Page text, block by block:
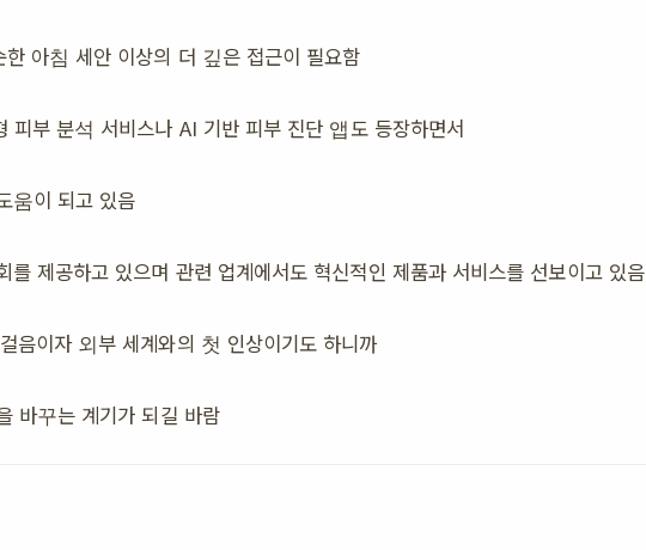
아침 세안 이상의 더 깊은 접근이 필요함
부 분석 서비스나 AI 기반 피부 진단 앱도 등장하면서
움이 되고 있음
제공하고 있으며 관련 업계에서도 혁신적인 제품과 서비스를 선보이고 있음
음이자 외부 세계와의 첫 인상이기도 하니까
바꾸는 계기가 되길 바람